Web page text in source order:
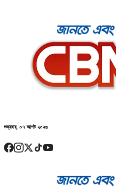
শুক্রবার, ০৭ আগষ্ট ২০২৬